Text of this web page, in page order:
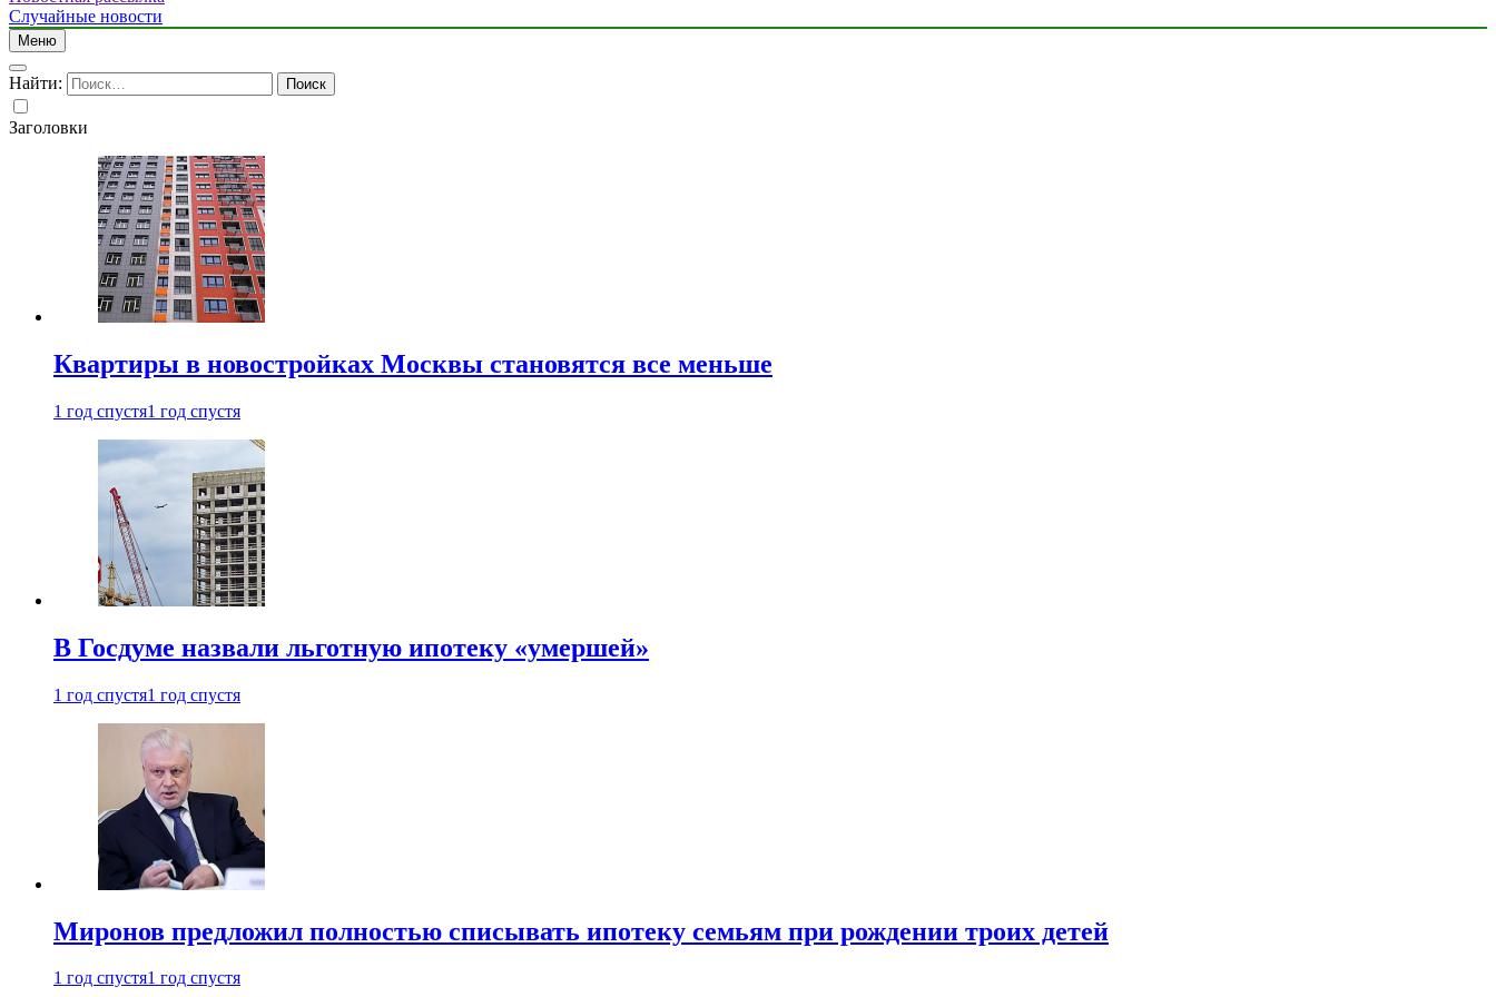
Случайные новости
Меню
Найти:
Заголовки
Квартиры в новостройках Москвы становятся все меньше
1 год спустя1 год спустя
В Госдуме назвали льготную ипотеку «умершей»
1 год спустя1 год спустя
Миронов предложил полностью списывать ипотеку семьям при рождении троих детей
1 год спустя1 год спустя